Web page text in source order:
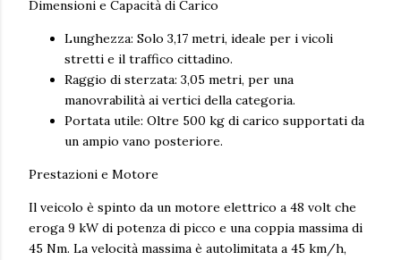
Dimensioni e Capacità di Carico
Lunghezza: Solo 3,17 metri, ideale per i vicoli
stretti e il traffico cittadino.
Raggio di sterzata: 3,05 metri, per una
manovrabilità ai vertici della categoria.
Portata utile: Oltre 500 kg di carico supportati da
un ampio vano posteriore.
Prestazioni e Motore
Il veicolo è spinto da un motore elettrico a 48 volt che
eroga 9 kW di potenza di picco e una coppia massima di
45 Nm. La velocità massima è autolimitata a 45 km/h,